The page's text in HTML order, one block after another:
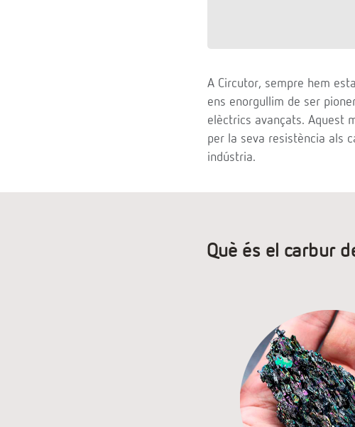
A Circutor, sempre hem
ens enorgullim de ser
elèctrics avançats. Aquest
per la seva resistència als
indústria.
Què és el carbur